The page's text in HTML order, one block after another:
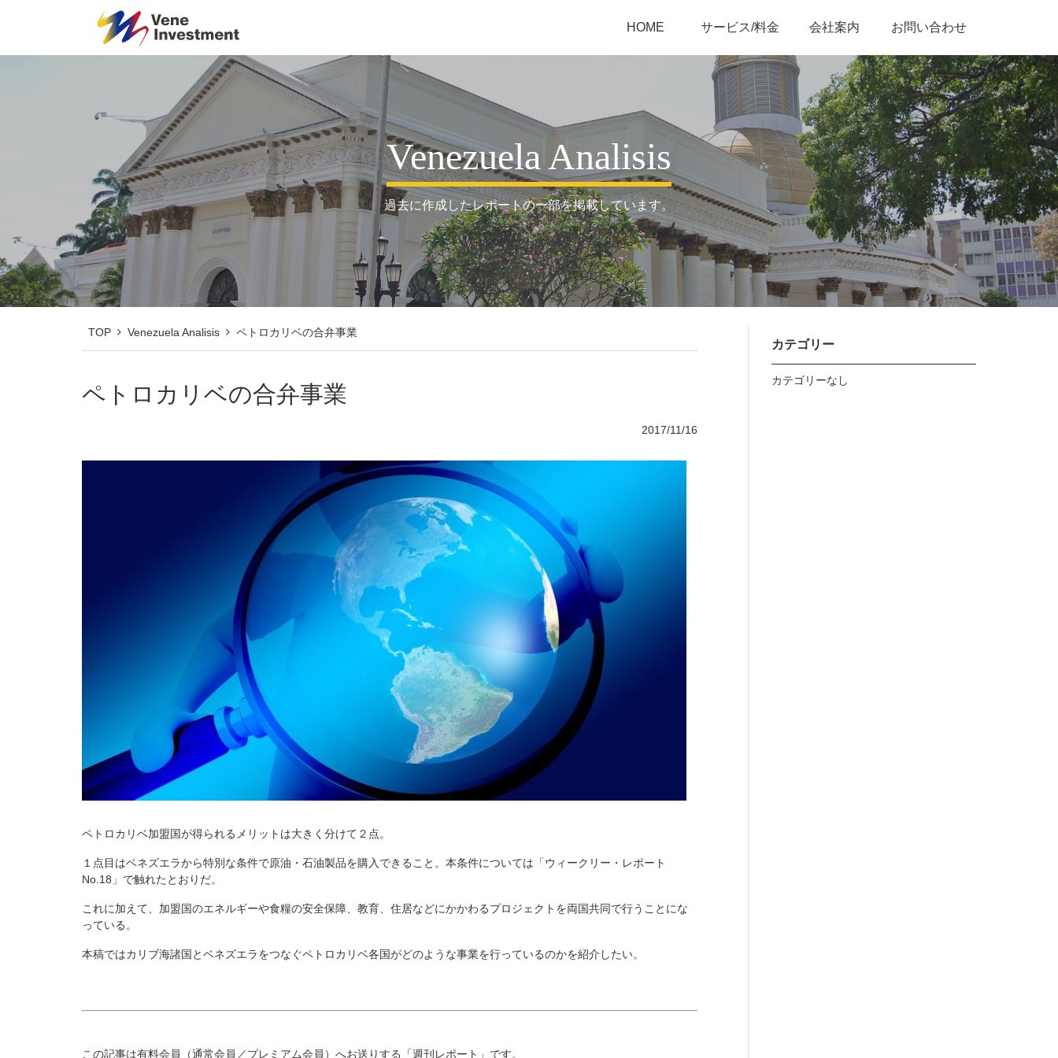
HOME サービス/料金 会社案内 お問い合わせ
Venezuela Analisis
過去に作成したレポートの一部を掲載しています。
TOP Venezuela Analisis ペトロカリベの合弁事業
ペトロカリベの合弁事業
2017/11/16
ペトロカリベ加盟国が得られるメリットは大きく分けて２点。
１点目はベネズエラから特別な条件で原油・石油製品を購入できること。本条件については「ウィークリー・レポート
No.18」で触れたとおりだ。
これに加えて、加盟国のエネルギーや食糧の安全保障、教育、住居などにかかわるプロジェクトを両国共同で行うことにな
っている。
本稿ではカリブ海諸国とベネズエラをつなぐペトロカリベ各国がどのような事業を行っているのかを紹介したい。
この記事は有料会員（通常会員／プレミアム会員）へお送りする「週刊レポート」です。
カテゴリー
カテゴリーなし